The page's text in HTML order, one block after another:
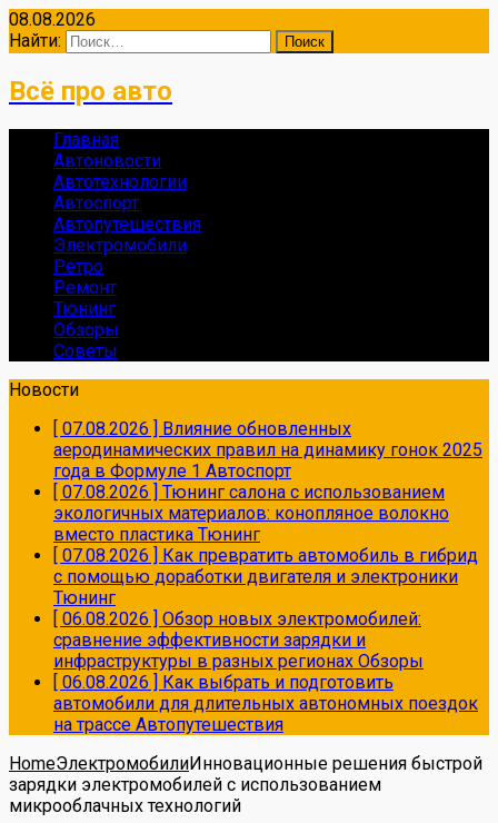
08.08.2026
Найти:
Всё про авто
Главная
Автоновости
Автотехнологии
Автоспорт
Автопутешествия
Электромобили
Ретро
Ремонт
Тюнинг
Обзоры
Советы
Новости
[ 07.08.2026 ] Влияние обновленных
аеродинамических правил на динамику гонок 2025
года в Формуле 1 Автоспорт
[ 07.08.2026 ] Тюнинг салона с использованием
экологичных материалов: конопляное волокно
вместо пластика Тюнинг
[ 07.08.2026 ] Как превратить автомобиль в гибрид
с помощью доработки двигателя и электроники
Тюнинг
[ 06.08.2026 ] Обзор новых электромобилей:
сравнение эффективности зарядки и
инфраструктуры в разных регионах Обзоры
[ 06.08.2026 ] Как выбрать и подготовить
автомобили для длительных автономных поездок
на трассе Автопутешествия
HomeЭлектромобилиИнновационные решения быстрой
зарядки электромобилей с использованием
микрооблачных технологий